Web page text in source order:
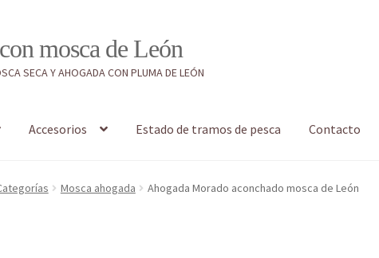
mosca de León
SECA Y AHOGADA CON PLUMA DE LEÓN
Accesorios Estado de tramos de pesca Contacto
(sin título) Caja Estado de tramos de pesca Formulario de contacto
Mosca ahogada Ahogada Morado aconchado mosca de León